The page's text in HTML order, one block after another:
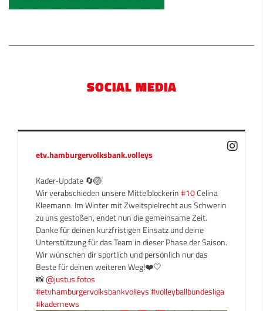
SOCIAL MEDIA
etv.hamburgervolksbank.volleys
Kader-Update 🔄🏐
Wir verabschieden unsere Mittelblockerin#10Celina
Kleemann. Im Winter mit Zweitspielrecht aus Schwerin
zu uns gestoßen, endet nun die gemeinsame Zeit.
Danke für deinen kurzfristigen Einsatz und deine
Unterstützung für das Team in dieser Phase der Saison.
Wir wünschen dir sportlich und persönlich nur das
Beste für deinen weiteren Weg!❤️🤍
📸@justus.fotos
#etvhamburgervolksbankvolleys#volleyballbundesliga
#kadernews